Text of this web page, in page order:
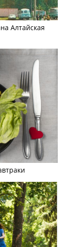
Алтайская